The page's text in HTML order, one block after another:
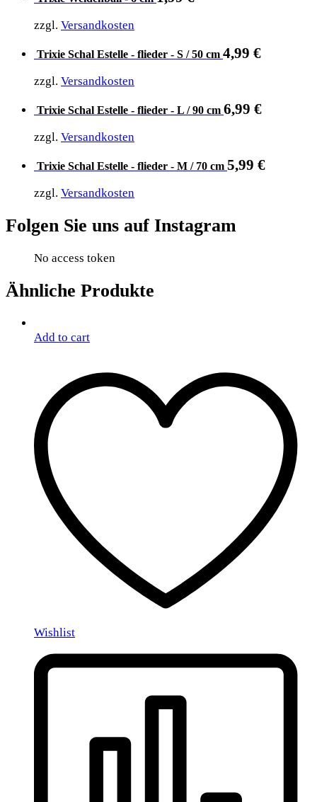
zzgl. Versandkosten
Trixie Schal Estelle - flieder - S / 50 cm 4,99 €
zzgl. Versandkosten
Trixie Schal Estelle - flieder - L / 90 cm 6,99 €
zzgl. Versandkosten
Trixie Schal Estelle - flieder - M / 70 cm 5,99 €
zzgl. Versandkosten
Folgen Sie uns auf Instagram
No access token
Ähnliche Produkte
Add to cart
Wishlist